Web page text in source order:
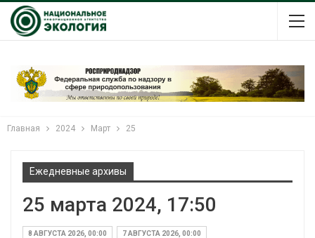
Главная 2024 Март 25
Ежедневные архивы
25 марта 2024, 17:50
8 АВГУСТА 2026, 00:00 7 АВГУСТА 2026, 00:00